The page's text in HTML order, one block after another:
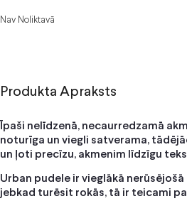
Nav Noliktavā
Produkta Apraksts
Īpaši nelīdzenā, necaurredzamā
noturīga un viegli satverama,
un ļoti precīzu, akmenim līdzīgu
Urban pudele ir vieglākā
jebkad turēsit rokās, tā ir teicami